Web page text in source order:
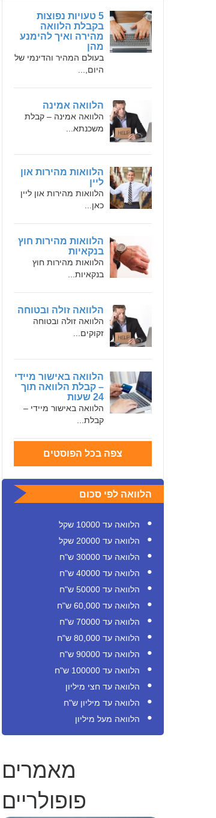
5 טעויות נפוצות
בקבלת הלוואה
מהירה ואיך להימנע
מהן
בעולם המהיר והדינמי של
היום,...
הלוואה אמינה
הלוואה אמינה – קבלת
משכנתא...
הלוואות מהירות און
ליין
הלוואות מהירות און ליין
כאן...
הלוואות מהירות חוץ
בנקאיות
הלוואות מהירות חוץ
בנקאיות...
הלוואה זולה ובטוחה
הלוואה זולה ובטוחה
זקוקים...
הלוואה באישור מיידי
– קבלת הלוואה תוך
24 שעות
הלוואה באישור מיידי –
קבלת...
צפה בכל הפוסטים
הלוואה לפי סכום
הלוואה עד 10000 שקל
הלוואה עד 20000 שקל
הלוואה עד 30000 ש"ח
הלוואה עד 40000 ש"ח
הלוואה עד 50000 ש"ח
הלוואה עד 60,000 ש"ח
הלוואה עד 70000 ש"ח
הלוואה עד 80,000 ש"ח
הלוואה עד 90000 ש"ח
הלוואה עד 100000 ש"ח
הלוואה עד חצי מיליון
הלוואה עד מיליון ש"ח
הלוואה מעל מיליון
מאמרים
פופולריים